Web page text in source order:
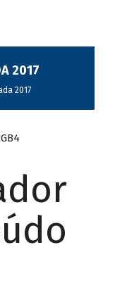
2017
2017